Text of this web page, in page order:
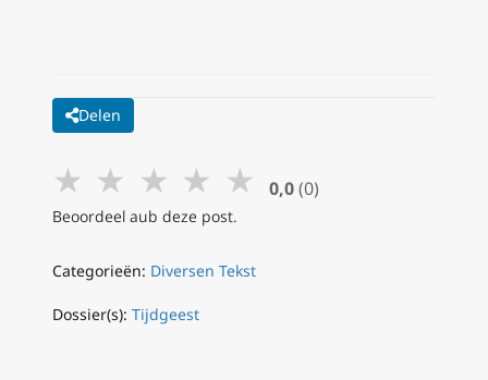
Delen
★ ★ ★ ★ ★ 0,0 (0)
Beoordeel aub deze post.
Categorieën: Diversen Tekst
Dossier(s): Tijdgeest